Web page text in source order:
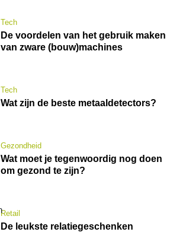
Tech
De voordelen van het gebruik maken
van zware (bouw)machines
Tech
Wat zijn de beste metaaldetectors?
Gezondheid
Wat moet je tegenwoordig nog doen
om gezond te zijn?
Retail
De leukste relatiegeschenken